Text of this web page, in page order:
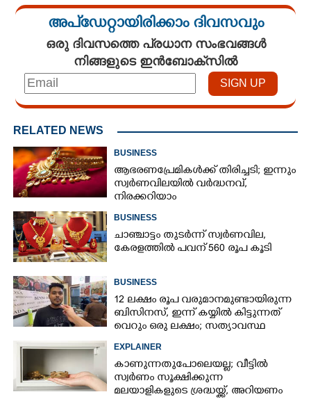
അപ്ഡേറ്റായിരിക്കാം ദിവസവും
ഒരു ദിവസത്തെ പ്രധാന സംഭവങ്ങൾ
നിങ്ങളുടെ ഇൻബോക്സിൽ
RELATED NEWS
BUSINESS
ആഭരണപ്രേമികൾക്ക് തിരിച്ചടി; ഇന്നും
സ്വർണവിലയിൽ വർദ്ധനവ്,
നിരക്കറിയാം
BUSINESS
ചാഞ്ചാട്ടം തുടർന്ന് സ്വർണവില,
കേരളത്തിൽ പവന് 560 രൂപ കൂടി
BUSINESS
12 ലക്ഷം രൂപ വരുമാനമുണ്ടായിരുന്ന
ബിസിനസ്, ഇന്ന് കയ്യിൽ കിട്ടുന്നത്
വെറും ഒരു ലക്ഷം; സത്യാവസ്ഥ
EXPLAINER
കാണുന്നതുപോലെയല്ല; വീട്ടിൽ
സ്വർണം സൂക്ഷിക്കുന്ന
മലയാളികളുടെ ശ്രദ്ധയ്ക്ക്, അറിയണം
×
Share this link
Copy Link